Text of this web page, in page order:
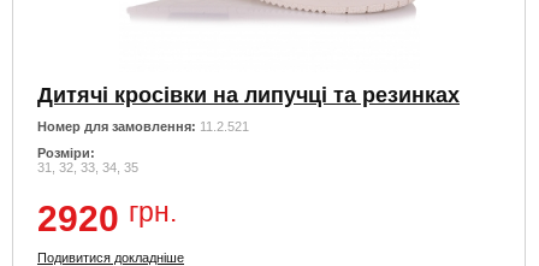
Дитячі кросівки на липучці та резинках
Номер для замовлення: 11.2.521
Розміри:
31, 32, 33, 34, 35
2920 грн.
Подивитися докладніше